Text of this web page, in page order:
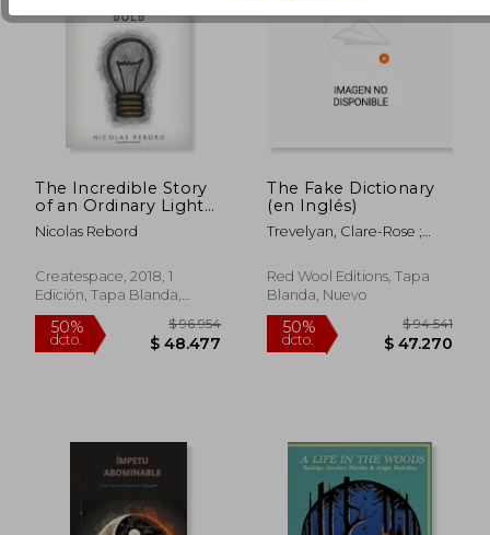
The Incredible Story
of an Ordinary Light
Bulb (The Incredible
Ordinary Stories)
Nicolas Rebord
Createspace, 2018, 1
Edición, Tapa Blanda,
Nuevo
The Fake Dictionary
(en Inglés)
Trevelyan, Clare-Rose ;
Red Wool Editions, Tapa
Blanda, Nuevo